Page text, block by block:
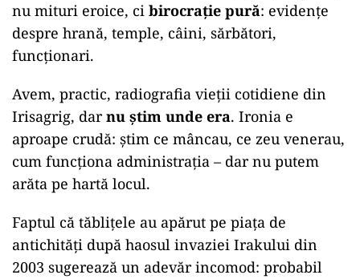
nu mituri eroice, ci birocrație pură: evidențe
despre hrană, temple, câini, sărbători,
funcționari.
Avem, practic, radiografia vieții cotidiene din
Irisagrig, darnu știm unde era. Ironia e
aproape crudă: știm ce mâncau, ce zeu venerau,
cum funcționa administrația – dar nu putem
arăta pe hartă locul.
Faptul că tăblițele au apărut pe piața de
antichități după haosul invaziei Irakului din
2003 sugerează un adevăr incomod: probabil